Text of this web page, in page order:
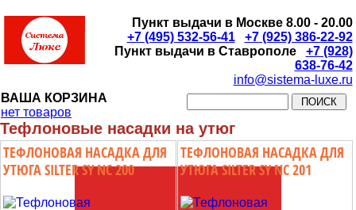
Пункт выдачи в Москве 8.00 - 20.00
+7 (495) 532-56-41
+7 (925) 386-22-92
Пункт выдачи в Ставрополе
+7 (928)
638-76-42
info@sistema-luxe.ru
ВАША КОРЗИНА
нет товаров
Тефлоновые насадки на утюг
ТЕФЛОНОВАЯ НАСАДКА ДЛЯ
УТЮГА SILTER SY NC 200
ТЕФЛОНОВАЯ НАСАДКА ДЛЯ
УТЮГА SILTER SY NC 201